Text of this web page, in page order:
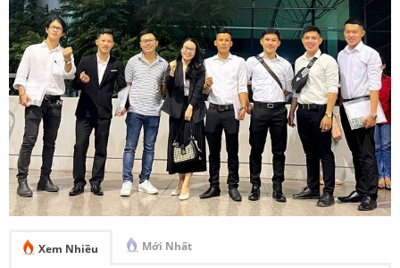
Xem Nhiều Mới Nhất